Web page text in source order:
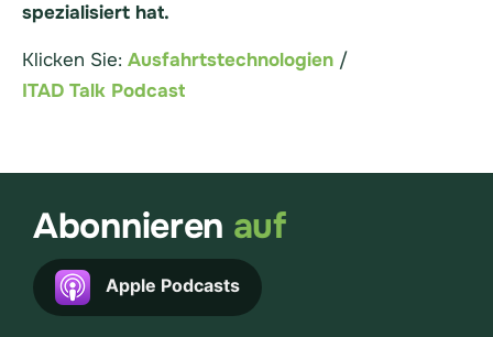
spezialisiert hat.
Klicken Sie: Ausfahrtstechnologien /
ITAD Talk Podcast
Abonnieren auf
Apple Podcasts